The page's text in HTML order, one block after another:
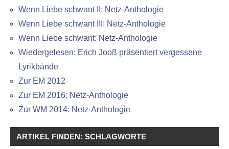
Wenn Liebe schwant II: Netz-Anthologie
Wenn Liebe schwant III: Netz-Anthologie
Wenn Liebe schwant: Netz-Anthologie
Wiedergelesen: Erich Jooß präsentiert vergessene
Lyrikbände
Zur EM 2012
Zur EM 2016: Netz-Anthologie
Zur WM 2014: Netz-Anthologie
ARTIKEL FINDEN: SCHLAGWORTE